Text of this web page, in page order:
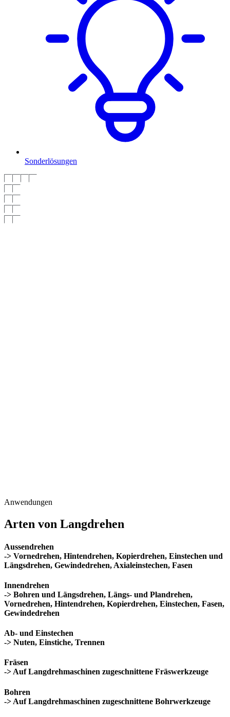
Sonderlösungen
Serie
Anwendungen
Arten von Langdrehen
Aussendrehen
-> Vornedrehen, Hintendrehen, Kopierdrehen, Einstechen und
Längsdrehen, Gewindedrehen, Axialeinstechen, Fasen
Innendrehen
-> Bohren und Längsdrehen, Längs- und Plandrehen,
Vornedrehen, Hintendrehen, Kopierdrehen, Einstechen, Fasen,
Gewindedrehen
Ab- und Einstechen
-> Nuten, Einstiche, Trennen
Fräsen
-> Auf Langdrehmaschinen zugeschnittene Fräswerkzeuge
Bohren
-> Auf Langdrehmaschinen zugeschnittene Bohrwerkzeuge